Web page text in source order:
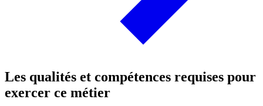
Les qualités et compétences requises pour
exercer ce métier